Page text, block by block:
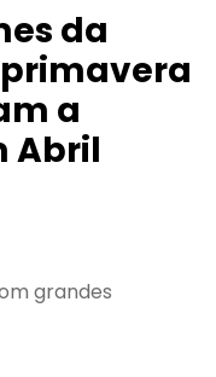
da
a
Abril
grandes